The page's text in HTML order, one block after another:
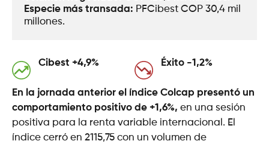
Especie más transada: PFCibest COP 30,4 mil
millones.
Cibest +4,9% Éxito -1,2%
En la jornada anterior el índice Colcap presentó un
comportamiento positivo de +1,6%, en una sesión
positiva para la renta variable internacional. El
índice cerró en 2115,75 con un volumen de